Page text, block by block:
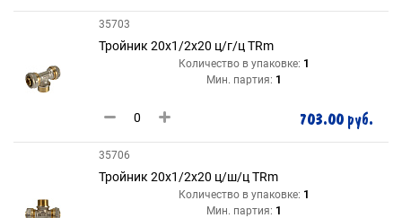
35703
Тройник 20х1/2х20 ц/г/ц TRm
Количество в упаковке: 1
Мин. партия: 1
703.00 руб.
35706
Тройник 20х1/2х20 ц/ш/ц TRm
Количество в упаковке: 1
Мин. партия: 1